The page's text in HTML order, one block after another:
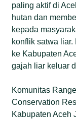
paling aktif di
hutan dan
kepada
konflik satwa
ke Kabupaten
gajah liar keluar
Komunitas
Conservation
Kabupaten Aceh